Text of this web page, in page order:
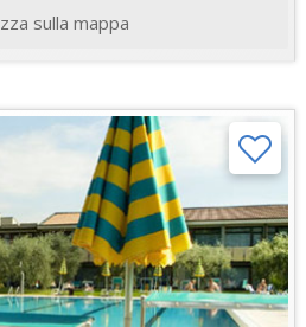
sulla mappa